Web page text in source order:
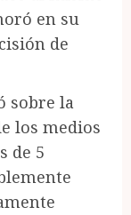
en su
de
sobre la
los medios
de 5